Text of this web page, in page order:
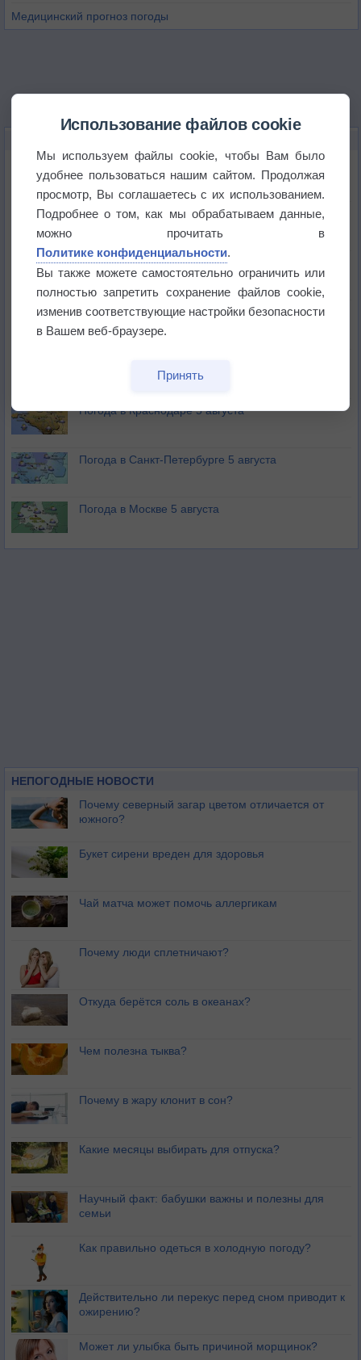
Медицинский прогноз погоды
Дневная температура воздуха в ОАЭ превысила
+51°
Европейские столицы бьют рекорды жары
Впервые за 155 лет в Лондоне в течение месяца
не выпадал дождь
Лето продолжит щедро раздавать своё тепло!
Погода в Краснодаре 5 августа
Погода в Санкт-Петербурге 5 августа
Погода в Москве 5 августа
НЕПОГОДНЫЕ НОВОСТИ
Почему северный загар цветом отличается от
южного?
Букет сирени вреден для здоровья
Чай матча может помочь аллергикам
Почему люди сплетничают?
Откуда берётся соль в океанах?
Чем полезна тыква?
Почему в жару клонит в сон?
Какие месяцы выбирать для отпуска?
Научный факт: бабушки важны и полезны для
семьи
Как правильно одеться в холодную погоду?
Действительно ли перекус перед сном приводит к
ожирению?
Может ли улыбка быть причиной морщинок?
Использование файлов cookie
Мы используем файлы cookie, чтобы Вам было
удобнее пользоваться нашим сайтом. Продолжая
просмотр, Вы соглашаетесь с их использованием.
Подробнее о том, как мы обрабатываем данные,
можно прочитать в
Политике конфиденциальности.
Вы также можете самостоятельно ограничить или
полностью запретить сохранение файлов cookie,
изменив соответствующие настройки безопасности
в Вашем веб-браузере.
Принять